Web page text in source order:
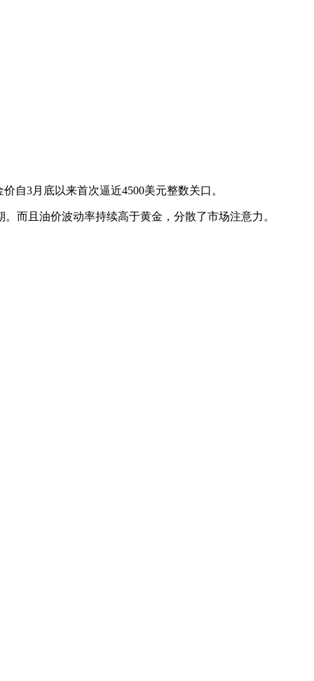
自3月底以来首次逼近4500美元整数关口。
而且油价波动率持续高于黄金，分散了市场注意力。